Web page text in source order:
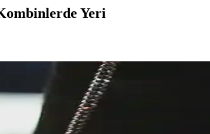
Yeri
Dengesinde El Çantası
uygunluk, dayanıklılık ve fonksiyonelliği bir
Deri Tasarımı ve Piyasa Değeri